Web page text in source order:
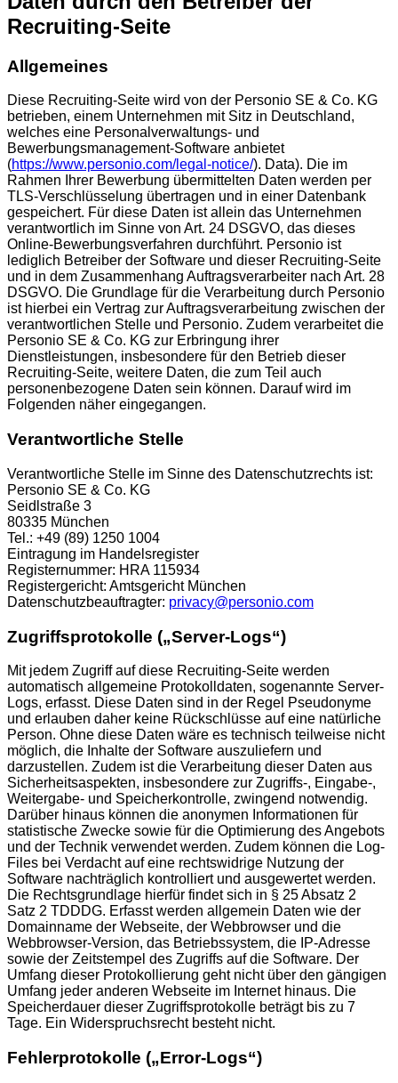
Recruiting-Seite
Allgemeines
Diese Recruiting-Seite wird von der Personio SE & Co. KG
betrieben, einem Unternehmen mit Sitz in Deutschland,
welches eine Personalverwaltungs- und
Bewerbungsmanagement-Software anbietet
(https://www.personio.com/legal-notice/). Data). Die im
Rahmen Ihrer Bewerbung übermittelten Daten werden per
TLS-Verschlüsselung übertragen und in einer Datenbank
gespeichert. Für diese Daten ist allein das Unternehmen
verantwortlich im Sinne von Art. 24 DSGVO, das dieses
Online-Bewerbungsverfahren durchführt. Personio ist
lediglich Betreiber der Software und dieser Recruiting-Seite
und in dem Zusammenhang Auftragsverarbeiter nach Art. 28
DSGVO. Die Grundlage für die Verarbeitung durch Personio
ist hierbei ein Vertrag zur Auftragsverarbeitung zwischen der
verantwortlichen Stelle und Personio. Zudem verarbeitet die
Personio SE & Co. KG zur Erbringung ihrer
Dienstleistungen, insbesondere für den Betrieb dieser
Recruiting-Seite, weitere Daten, die zum Teil auch
personenbezogene Daten sein können. Darauf wird im
Folgenden näher eingegangen.
Verantwortliche Stelle
Verantwortliche Stelle im Sinne des Datenschutzrechts ist:
Personio SE & Co. KG
Seidlstraße 3
80335 München
Tel.: +49 (89) 1250 1004
Eintragung im Handelsregister
Registernummer: HRA 115934
Registergericht: Amtsgericht München
Datenschutzbeauftragter: privacy@personio.com
Zugriffsprotokolle („Server-Logs“)
Mit jedem Zugriff auf diese Recruiting-Seite werden
automatisch allgemeine Protokolldaten, sogenannte Server-
Logs, erfasst. Diese Daten sind in der Regel Pseudonyme
und erlauben daher keine Rückschlüsse auf eine natürliche
Person. Ohne diese Daten wäre es technisch teilweise nicht
möglich, die Inhalte der Software auszuliefern und
darzustellen. Zudem ist die Verarbeitung dieser Daten aus
Sicherheitsaspekten, insbesondere zur Zugriffs-, Eingabe-,
Weitergabe- und Speicherkontrolle, zwingend notwendig.
Darüber hinaus können die anonymen Informationen für
statistische Zwecke sowie für die Optimierung des Angebots
und der Technik verwendet werden. Zudem können die Log-
Files bei Verdacht auf eine rechtswidrige Nutzung der
Software nachträglich kontrolliert und ausgewertet werden.
Die Rechtsgrundlage hierfür findet sich in § 25 Absatz 2
Satz 2 TDDDG. Erfasst werden allgemein Daten wie der
Domainname der Webseite, der Webbrowser und die
Webbrowser-Version, das Betriebssystem, die IP-Adresse
sowie der Zeitstempel des Zugriffs auf die Software. Der
Umfang dieser Protokollierung geht nicht über den gängigen
Umfang jeder anderen Webseite im Internet hinaus. Die
Speicherdauer dieser Zugriffsprotokolle beträgt bis zu 7
Tage. Ein Widerspruchsrecht besteht nicht.
Fehlerprotokolle („Error-Logs“)